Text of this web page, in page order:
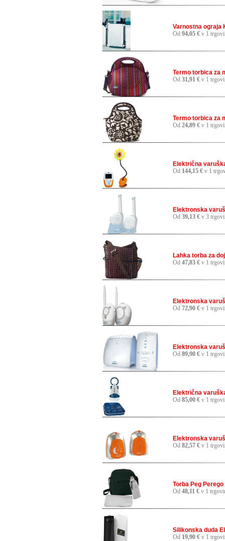
Varnostna ograja
Od 94,05 € v 1
Termo torbica za
Od 31,91 € v 1
Termo torbica za
Od 24,89 € v 1
Električna
Od 144,15 € v 1
Elektronska
Od 39,13 € v 3
Lahka torba za
Od 47,83 € v 1
Elektronska
Od 72,90 € v 1
Elektronska
Od 89,90 € v 1
Električna
Od 85,00 € v 1
Elektronska
Od 82,57 € v 1
Torba Peg
Od 48,11 € v 1
Silikonska duda
Od 19,90 € v 1